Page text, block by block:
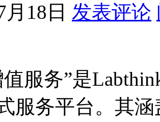
月18日 发表评论
务”是
服务平台。其